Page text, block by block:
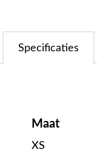
Specificaties
Maat
XS